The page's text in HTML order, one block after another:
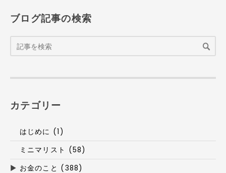
ブログ記事の検索
カテゴリー
はじめに (1)
ミニマリスト (58)
▶ お金のこと (388)